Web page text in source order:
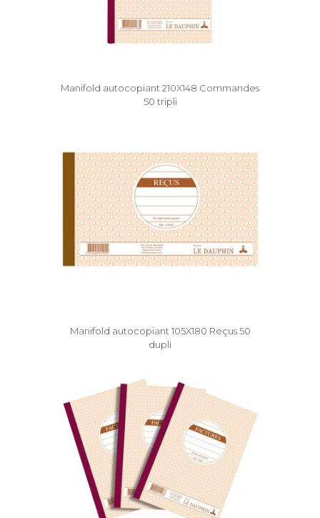
Manifold autocopiant 210X148 Commandes
50 tripli
Manifold autocopiant 105X180 Reçus 50
dupli